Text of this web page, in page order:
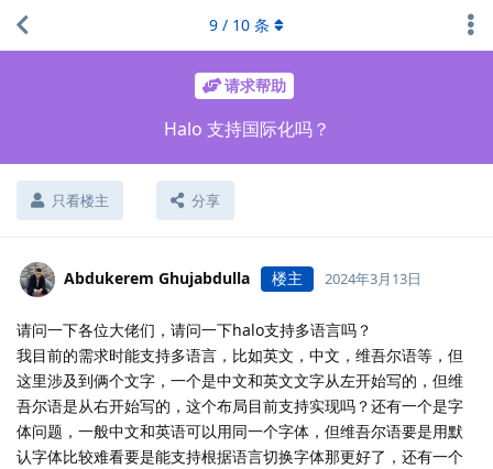
请求帮助
Halo 支持国际化吗？
只看楼主 分享
9 / 10 条
Abdukerem Ghujabdulla 楼主 2024年3月13日
请问一下各位大佬们，请问一下halo支持多语言吗？
我目前的需求时能支持多语言，比如英文，中文，维吾尔语等，但
这里涉及到俩个文字，一个是中文和英文文字从左开始写的，但维
吾尔语是从右开始写的，这个布局目前支持实现吗？还有一个是字
体问题，一般中文和英语可以用同一个字体，但维吾尔语要是用默
认字体比较难看要是能支持根据语言切换字体那更好了，还有一个